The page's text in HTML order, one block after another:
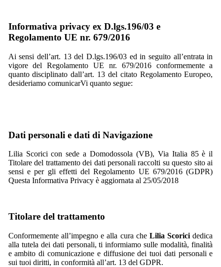
Informativa privacy ex D.lgs.196/03 e
Regolamento UE nr. 679/2016
Ai sensi dell’art. 13 del D.lgs.196/03 ed in seguito all’entrata in
vigore del Regolamento UE nr. 679/2016 conformemente a
quanto disciplinato dall’art. 13 del citato Regolamento Europeo,
desideriamo comunicarVi quanto segue:
Dati personali e dati di Navigazione
Lilia Scorici con sede a Domodossola (VB), Via Italia 85 è il
Titolare del trattamento dei dati personali raccolti su questo sito ai
sensi e per gli effetti del Regolamento UE 679/2016 (GDPR)
Questa Informativa Privacy è aggiornata al 25/05/2018
Titolare del trattamento
Conformemente all’impegno e alla cura che Lilia Scorici dedica
alla tutela dei dati personali, ti informiamo sulle modalità, finalità
e ambito di comunicazione e diffusione dei tuoi dati personali e
sui tuoi diritti, in conformità all’art. 13 del GDPR.